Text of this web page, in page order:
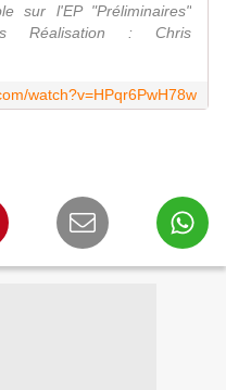
sur l'EP "Préliminaires"
Réalisation : Chris
watch?v=HPqr6PwH78w